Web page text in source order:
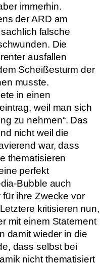
immerhin.
der ARD am
falsche
Die
ausfallen
Scheißesturm der
musste.
in einen
weil man sich
zu nehmen“. Das
nicht weil die
war, dass
thematisieren
perfekt
Bubble auch
ihre Zwecke vor
kritisieren nun,
mit einem Statement
damit wieder in die
dass selbst bei
nicht thematisiert